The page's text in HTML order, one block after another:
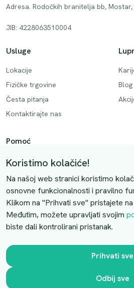
Adresa. Rodočkih branitelja bb, Mostar,
JIB: 4228063510004
Usluge
Lokacije
Fizičke trgovine
Česta pitanja
Kontaktirajte nas
Blog
Pomoć
Način plaćanja
Dostava
Povrati i otkazivanje
Uslovi kupovine
Kontaktirajte nas
Slobodno nas kontaktirajte putem e-
luprivpharm@luprivpharm.com
Koristimo kolačiće!
Na našoj web stranici koristimo
osnovne funkcionalnosti i pravilno
Klikom na "Prihvati sve" pristajete
Međutim, možete upravljati svojim
biste dali kontrolirani pristanak.
Prihvati sve
Odbij sve